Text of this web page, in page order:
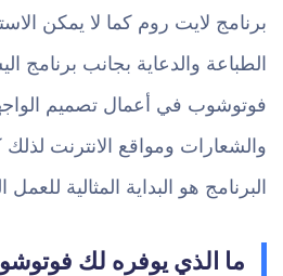
برنامج لايت روم كما لا يمكن
الطباعة والدعاية بجانب برنامج
فوتوشوب في أعمال تصميم
والشعارات ومواقع الانترنت
البرنامج هو البداية المثالية
ما الذي يوفره لك